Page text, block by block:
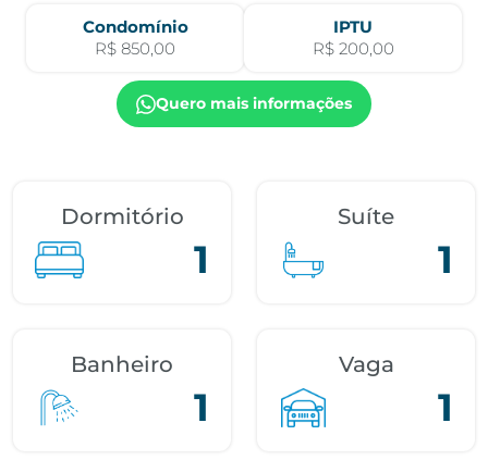
Condomínio
R$ 850,00
IPTU
R$ 200,00
Quero mais informações
Dormitório
1
Suíte
1
Banheiro
1
Vaga
1